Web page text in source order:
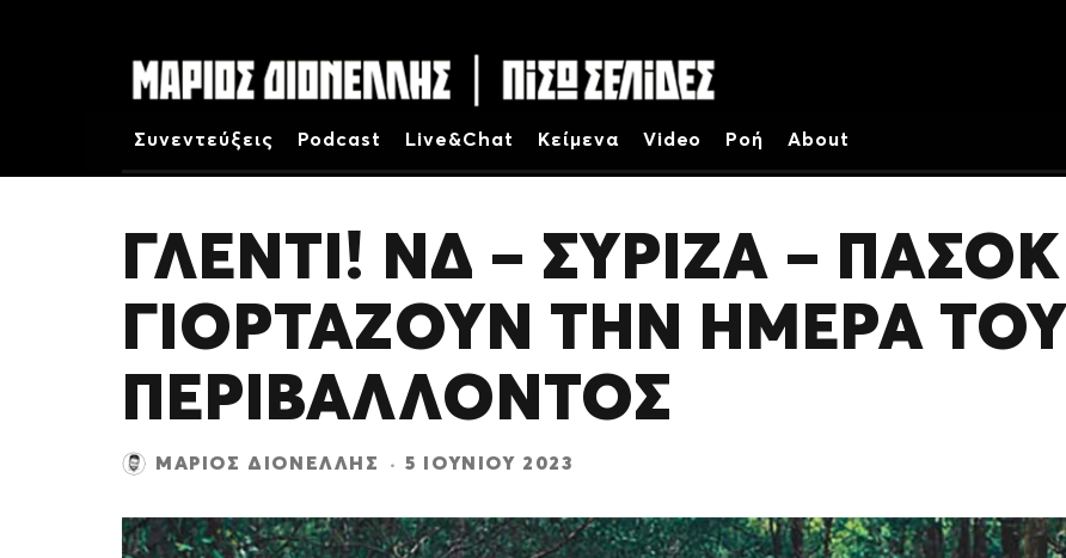
Συνεντεύξεις Podcast Live&Chat Κείμενα Video Ροή About
ΓΛΕΝΤΙ! ΝΔ – ΣΥΡΙΖΑ – ΠΑΣΟΚ
ΓΙΟΡΤΑΖΟΥΝ ΤΗΝ ΗΜΕΡΑ ΤΟΥ
ΠΕΡΙΒΑΛΛΟΝΤΟΣ
ΜΆΡΙΟΣ ΔΙΟΝΈΛΛΗΣ · 5 ΙΟΥΝΊΟΥ 2023